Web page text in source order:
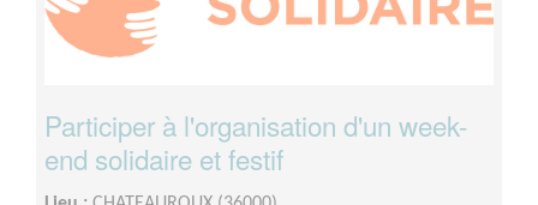
Participer à l'organisation d'un week-
end solidaire et festif